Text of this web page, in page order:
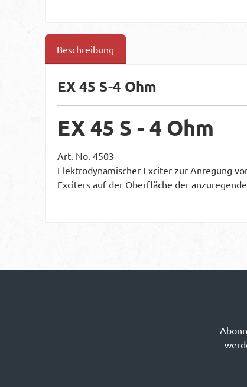
Beschreibung
EX 45 S-4 Ohm
EX 45 S - 4 Ohm
Art. No. 4503
Elektrodynamischer Exciter zur Anregung
Exciters auf der Oberfläche der